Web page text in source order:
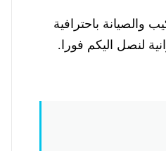
والصيانة باحترافية